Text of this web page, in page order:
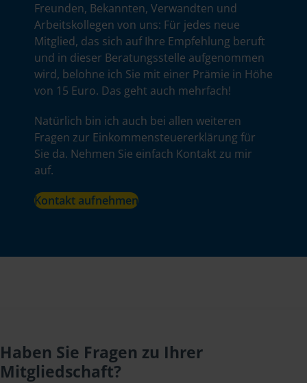
Freunden, Bekannten, Verwandten und
Arbeitskollegen von uns: Für jedes neue
Mitglied, das sich auf Ihre Empfehlung beruft
und in dieser Beratungsstelle aufgenommen
wird, belohne ich Sie mit einer Prämie in Höhe
von 15 Euro. Das geht auch mehrfach!
Natürlich bin ich auch bei allen weiteren
Fragen zur Einkommensteuererklärung für
Sie da. Nehmen Sie einfach Kontakt zu mir
auf.
Kontakt aufnehmen
Haben Sie Fragen zu Ihrer
Mitgliedschaft?